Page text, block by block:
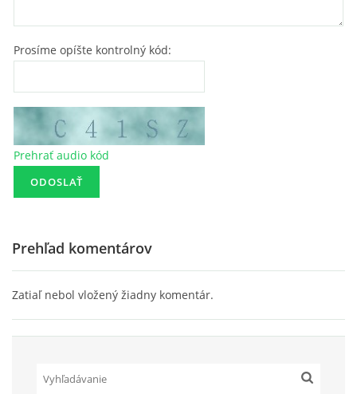
Prosíme opíšte kontrolný kód:
Prehrať audio kód
Prehľad komentárov
Zatiaľ nebol vložený žiadny komentár.